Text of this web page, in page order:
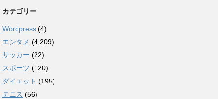
カテゴリー
Wordpress (4)
エンタメ (4,209)
サッカー (22)
スポーツ (120)
ダイエット (195)
テニス (56)